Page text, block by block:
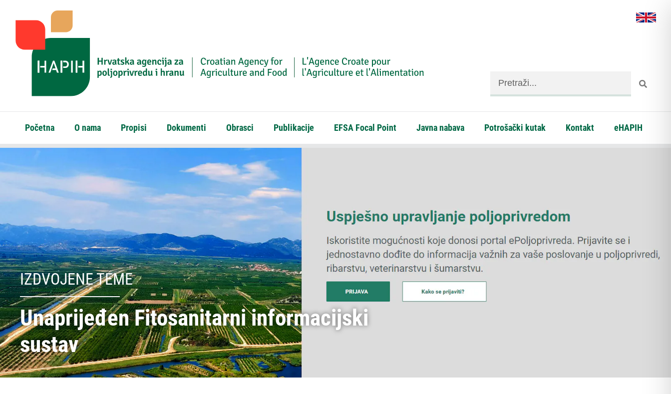
Početna O nama Propisi Dokumenti Obrasci Publikacije EFSA Focal Point Javna nabava Potrošački kutak Kontakt eHAPIH
IZDVOJENE TEME
Unaprijeđen Fitosanitarni informacijski
sustav